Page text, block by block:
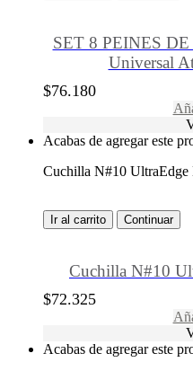
SET 8 PEINES
Universal
$76.180
Acabas de agregar este
Cuchilla N#10 UltraEdge
Ir al carrito Continuar
Cuchilla N#10
$72.325
Acabas de agregar este